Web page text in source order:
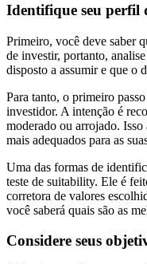
Identifique seu perfil
Primeiro, você deve saber
de investir, portanto,
disposto a assumir e que o
Para tanto, o primeiro
investidor. A intenção é
moderado ou arrojado.
mais adequados para as
Uma das formas de
teste de suitability. Ele é
corretora de valores
você saberá quais são as
Considere seus